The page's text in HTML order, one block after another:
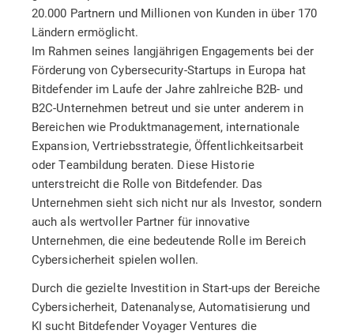
20.000 Partnern und Millionen von Kunden in über 170
Ländern ermöglicht.
Im Rahmen seines langjährigen Engagements bei der
Förderung von Cybersecurity-Startups in Europa hat
Bitdefender im Laufe der Jahre zahlreiche B2B- und
B2C-Unternehmen betreut und sie unter anderem in
Bereichen wie Produktmanagement, internationale
Expansion, Vertriebsstrategie, Öffentlichkeitsarbeit
oder Teambildung beraten. Diese Historie
unterstreicht die Rolle von Bitdefender. Das
Unternehmen sieht sich nicht nur als Investor, sondern
auch als wertvoller Partner für innovative
Unternehmen, die eine bedeutende Rolle im Bereich
Cybersicherheit spielen wollen.
Durch die gezielte Investition in Start-ups der Bereiche
Cybersicherheit, Datenanalyse, Automatisierung und
KI sucht Bitdefender Voyager Ventures die